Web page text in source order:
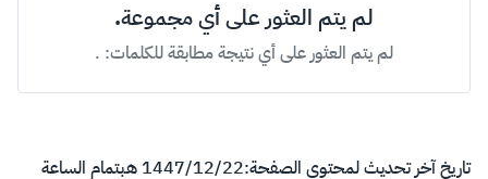
لم يتم العثور على أي مجموعة.
لم يتم العثور على أي نتيجة مطابقة للكلمات: .
تاريخ آخر تحديث لمحتوى الصفحة:22‏/12‏/1447 هـ
بتمام الساعة